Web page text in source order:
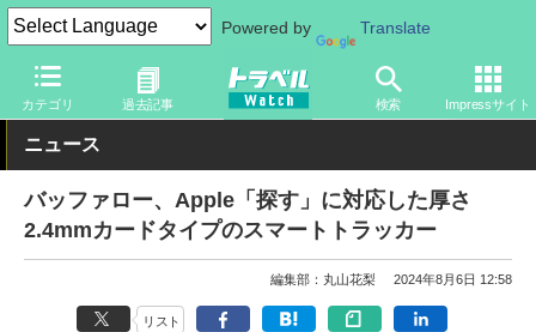
Powered by Translate
カテゴリ 過去記事 検索 Impressサイト
トラベル Watch 旅のアイテム ガジェット その他
ニュース
バッファロー、Apple「探す」に対応した厚さ
2.4mmカードタイプのスマートトラッカー
編集部：丸山花梨 2024年8月6日 12:58
リスト